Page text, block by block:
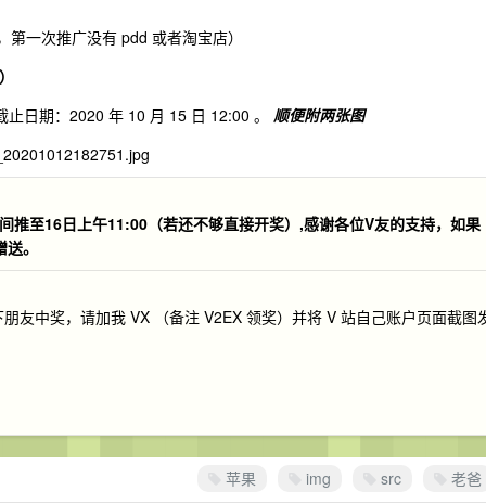
一次推广没有 pdd 或者淘宝店）
日期：2020 年 10 月 15 日 12:00 。 顺便附两张图
推至16日上午11:00（若还不够直接开奖）,感谢各位V友的支持，如果
。
友中奖，请加我 VX （备注 V2EX 领奖）并将 V 站自己账户页面截图
苹果 img src 老爸